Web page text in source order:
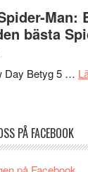
Man:
bästa
Day Betyg 5 …
PÅ FACEBOOK